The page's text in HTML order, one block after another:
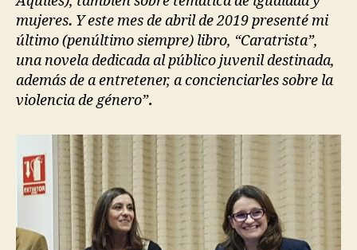
mujeres. Y este mes de abril de 2019 presenté mi
último (penúltimo siempre) libro, “Caratrista”,
una novela dedicada al público juvenil destinada,
además de a entretener, a concienciarles sobre la
violencia de género”.